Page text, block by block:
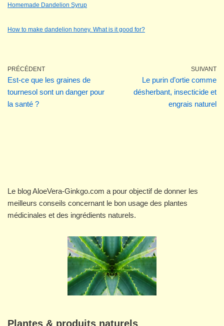
Homemade Dandelion Syrup
How to make dandelion honey. What is it good for?
PRÉCÉDENT
Est-ce que les graines de
tournesol sont un danger pour
la santé ?
SUIVANT
Le purin d’ortie comme
désherbant, insecticide et
engrais naturel
Le blog AloeVera-Ginkgo.com a pour objectif de donner les
meilleurs conseils concernant le bon usage des plantes
médicinales et des ingrédients naturels.
Plantes & produits naturels